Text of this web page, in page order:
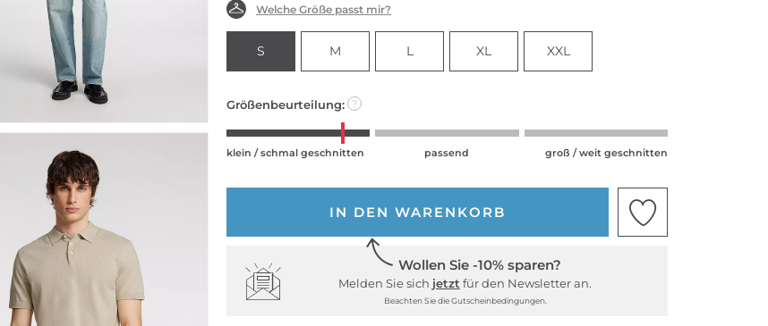
Welche Größe passt mir?
S M L XL XXL
Größenbeurteilung: ?
klein / schmal geschnitten passend groß / weit geschnitten
IN DEN WARENKORB
Wollen Sie -10% sparen?
Melden Sie sich jetzt für den Newsletter an.
Beachten Sie die Gutscheinbedingungen.